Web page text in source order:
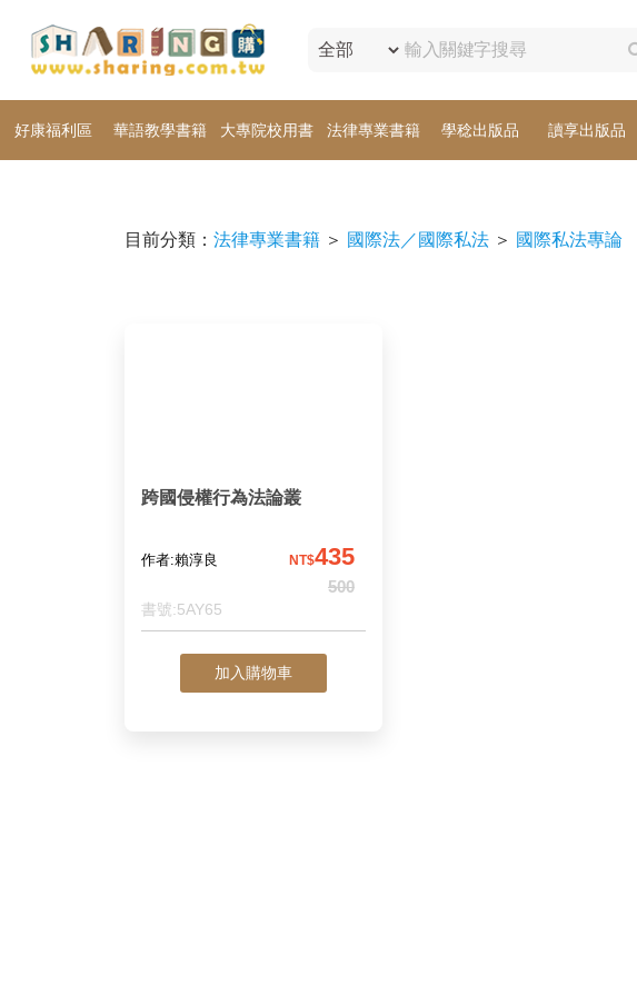
好康福利區 華語教學書籍 大專院校用書 法律專業書籍 學稔出版品 讀享出版品
目前分類： 法律專業書籍 ＞ 國際法／國際私法 ＞ 國際私法專論
跨國侵權行為法論叢
作者:賴淳良 NT$435
500
書號:5AY65
加入購物車